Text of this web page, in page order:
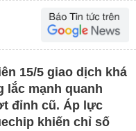
15/5 giao dịch khá
lắc mạnh quanh
đỉnh cũ. Áp lực
khiến chỉ số